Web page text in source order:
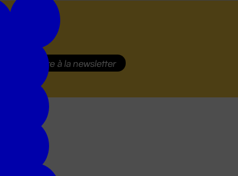
S'inscrire à la newsletter